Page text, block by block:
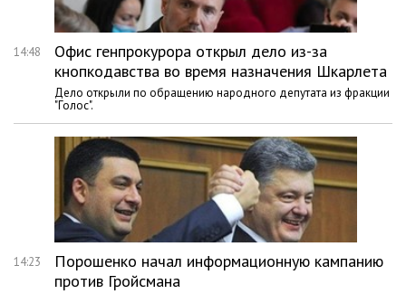
14:48
Офис генпрокурора открыл дело из-за
кнопкодавства во время назначения Шкарлета
Дело открыли по обращению народного депутата из фракции
"Голос".
14:23
Порошенко начал информационную кампанию
против Гройсмана